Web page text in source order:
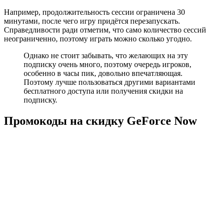
Например, продолжительность сессии ограничена 30
минутами, после чего игру придётся перезапускать.
Справедливости ради отметим, что само количество сессий
неограниченно, поэтому играть можно сколько угодно.
Однако не стоит забывать, что желающих на эту
подписку очень много, поэтому очередь игроков,
особенно в часы пик, довольно впечатляющая.
Поэтому лучше пользоваться другими вариантами
бесплатного доступа или получения скидки на
подписку.
Промокоды на скидку GeForce Now